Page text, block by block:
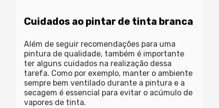
Cuidados ao pintar de tinta branca
Além de seguir recomendações para uma
pintura de qualidade, também é importante
ter alguns cuidados na realização dessa
tarefa. Como por exemplo, manter o ambiente
sempre bem ventilado durante a pintura e a
secagem é essencial para evitar o acúmulo de
vapores de tinta.